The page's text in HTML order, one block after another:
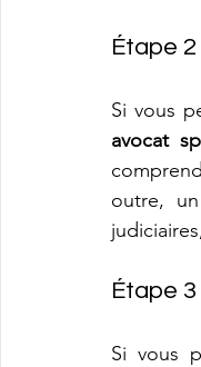
Étape
avocat
outre,
Étape
Si vous